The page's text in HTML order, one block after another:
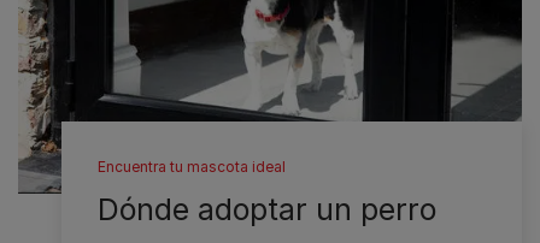
Encuentra tu mascota ideal
Dónde adoptar un perro